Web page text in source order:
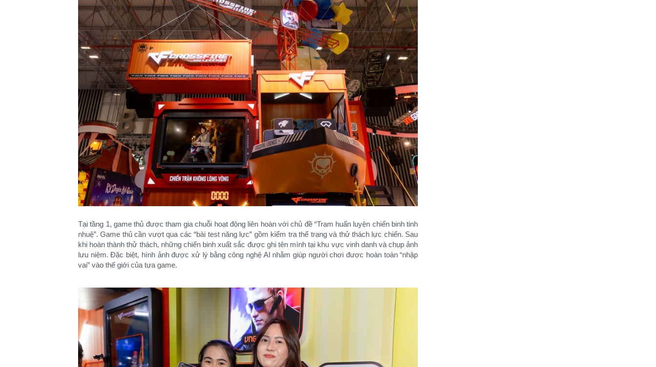
Tại tầng 1, game thủ được tham gia chuỗi hoạt động liên hoàn với chủ đề “Trạm huấn luyện chiến binh tinh
nhuệ”. Game thủ cần vượt qua các “bài test năng lực” gồm kiểm tra thể trạng và thử thách lực chiến. Sau
khi hoàn thành thử thách, những chiến binh xuất sắc được ghi tên mình tại khu vực vinh danh và chụp ảnh
lưu niệm. Đặc biệt, hình ảnh được xử lý bằng công nghệ AI nhằm giúp người chơi được hoàn toàn “nhập
vai” vào thế giới của tựa game.